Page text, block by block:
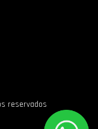
reservados